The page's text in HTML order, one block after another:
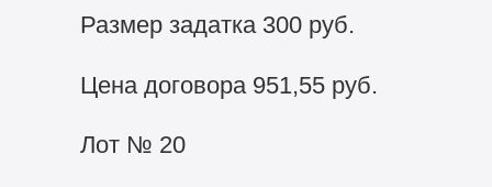
Размер задатка 300 руб.
Цена договора 951,55 руб.
Лот № 20